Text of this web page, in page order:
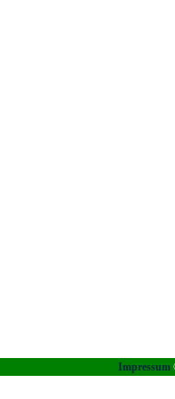
Impressum